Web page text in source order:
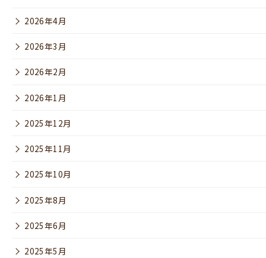
2026年4月
2026年3月
2026年2月
2026年1月
2025年12月
2025年11月
2025年10月
2025年8月
2025年6月
2025年5月